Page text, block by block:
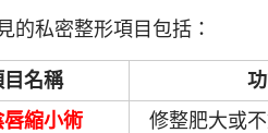
的私密整形項目包括：
目名稱
唇縮小術 修整肥大或